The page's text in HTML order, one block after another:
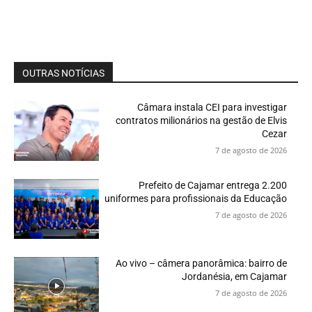
OUTRAS NOTÍCIAS
Câmara instala CEI para investigar
contratos milionários na gestão de Elvis
Cezar
7 de agosto de 2026
Prefeito de Cajamar entrega 2.200
uniformes para profissionais da Educação
7 de agosto de 2026
Ao vivo – câmera panorâmica: bairro de
Jordanésia, em Cajamar
7 de agosto de 2026